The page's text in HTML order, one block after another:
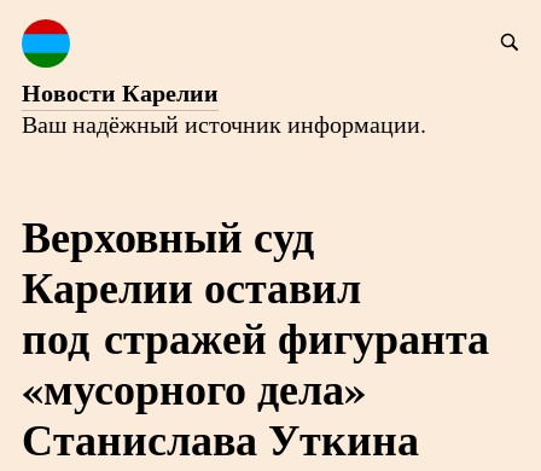
Новости Карелии
Ваш надёжный источник информации.
Верховный суд
Карелии оставил
под стражей фигуранта
«мусорного дела»
Станислава Уткина